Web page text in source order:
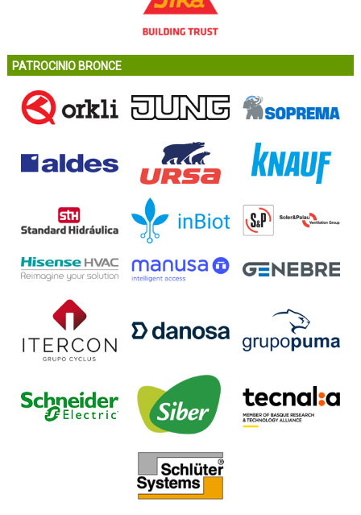
PATROCINIO BRONCE